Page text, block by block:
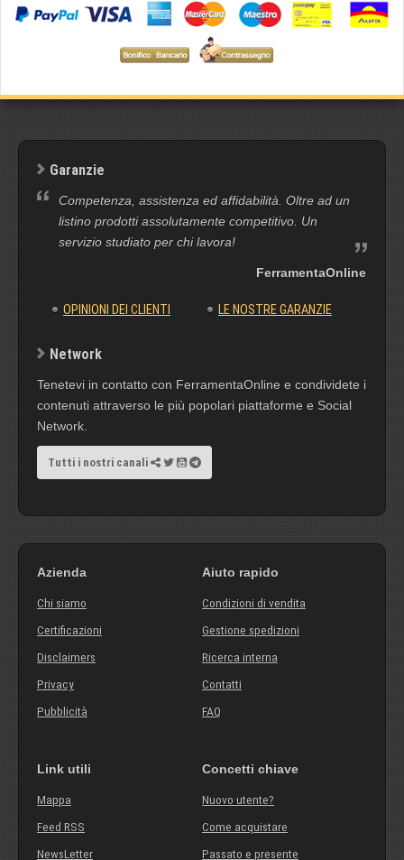
Garanzie
Competenza, assistenza ed affidabilità. Oltre ad un
listino prodotti assolutamente competitivo. Un
servizio studiato per chi lavora!
FerramentaOnline
OPINIONI DEI CLIENTI LE NOSTRE GARANZIE
Network
Tenetevi in contatto con FerramentaOnline e condividete i
contenuti attraverso le più popolari piattaforme e Social
Network.
Tutti i nostri canali
Azienda
Chi siamo
Certificazioni
Disclaimers
Privacy
Pubblicità
Aiuto rapido
Condizioni di vendita
Gestione spedizioni
Ricerca interna
Contatti
FAQ
Link utili
Mappa
Feed RSS
NewsLetter
Concetti chiave
Nuovo utente?
Come acquistare
Passato e presente